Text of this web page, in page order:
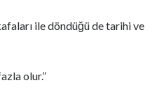
ile döndüğü de tarihi ve
olur.”